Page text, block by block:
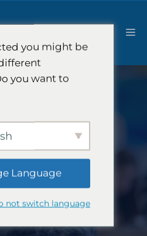
메
장 조사
장 조사
you might be
you want to
Language
not switch language